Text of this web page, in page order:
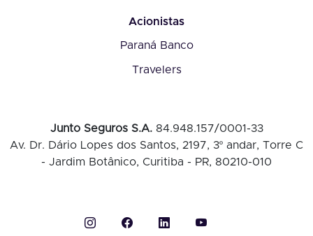
Acionistas
Paraná Banco
Travelers
Junto Seguros S.A. 84.948.157/0001-33
Av. Dr. Dário Lopes dos Santos, 2197, 3º andar, Torre C
- Jardim Botânico, Curitiba - PR, 80210-010